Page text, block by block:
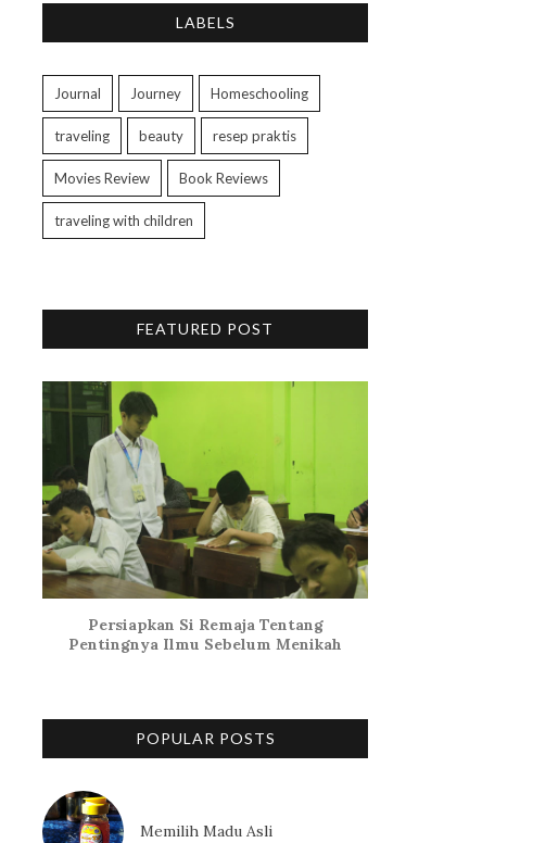
LABELS
Journal Journey Homeschooling
traveling beauty resep praktis
Movies Review Book Reviews
traveling with children
FEATURED POST
Persiapkan Si Remaja Tentang
Pentingnya Ilmu Sebelum Menikah
POPULAR POSTS
Memilih Madu Asli